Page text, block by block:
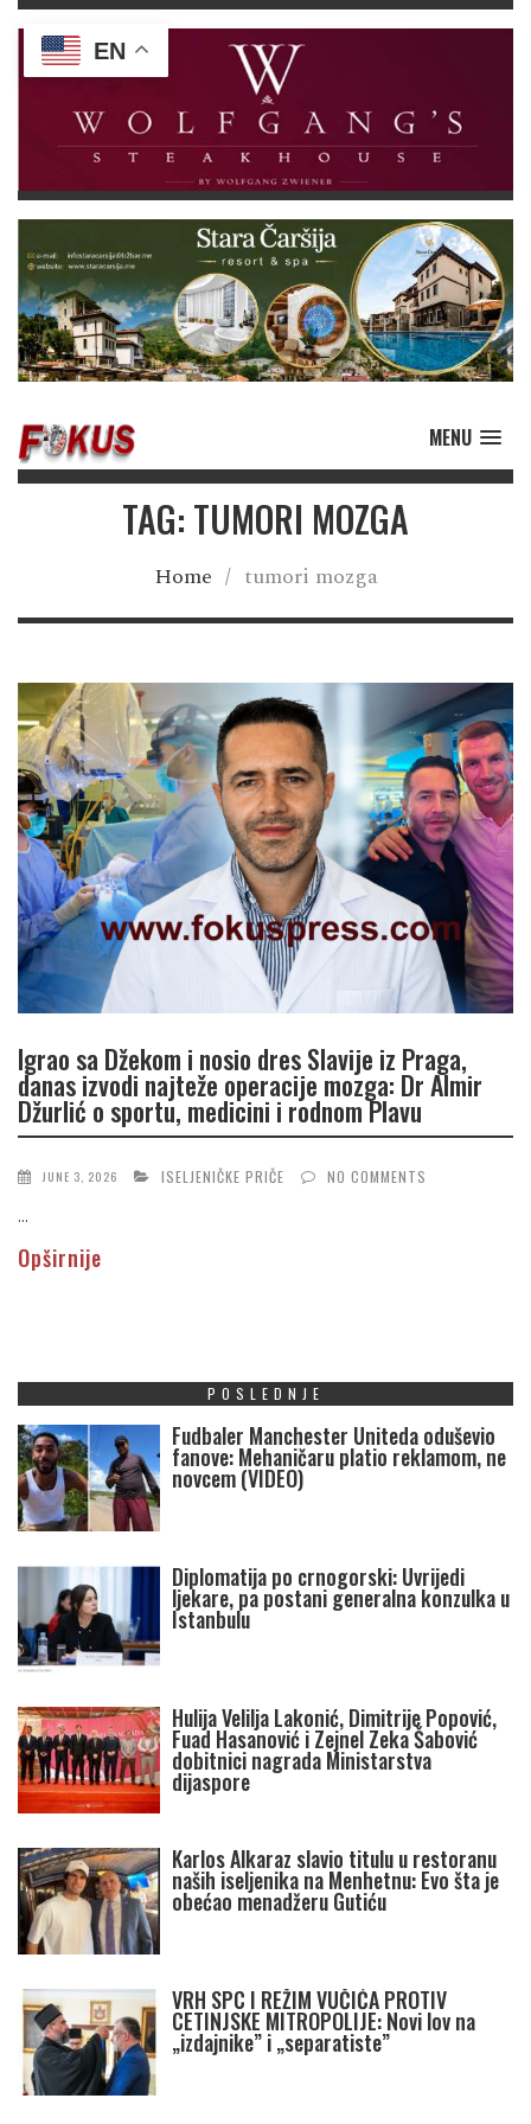
MENU
TAG: TUMORI MOZGA
Home / tumori mozga
Igrao sa Džekom i nosio dres Slavije iz Praga,
danas izvodi najteže operacije mozga: Dr Almir
Džurlić o sportu, medicini i rodnom Plavu
JUNE 3, 2026 ISELJENIČKE PRIČE NO COMMENTS
...
Opširnije
POSLEDNJE
Fudbaler Manchester Uniteda oduševio
fanove: Mehaničaru platio reklamom, ne
novcem (VIDEO)
Diplomatija po crnogorski: Uvrijedi
ljekare, pa postani generalna konzulka u
Istanbulu
Hulija Velilja Lakonić, Dimitrije Popović,
Fuad Hasanović i Zejnel Zeka Šabović
dobitnici nagrada Ministarstva
dijaspore
Karlos Alkaraz slavio titulu u restoranu
naših iseljenika na Menhetnu: Evo šta je
obećao menadžeru Gutiću
VRH SPC I REŽIM VUČIĆA PROTIV
CETINJSKE MITROPOLIJE: Novi lov na
„izdajnike” i „separatiste”
EN